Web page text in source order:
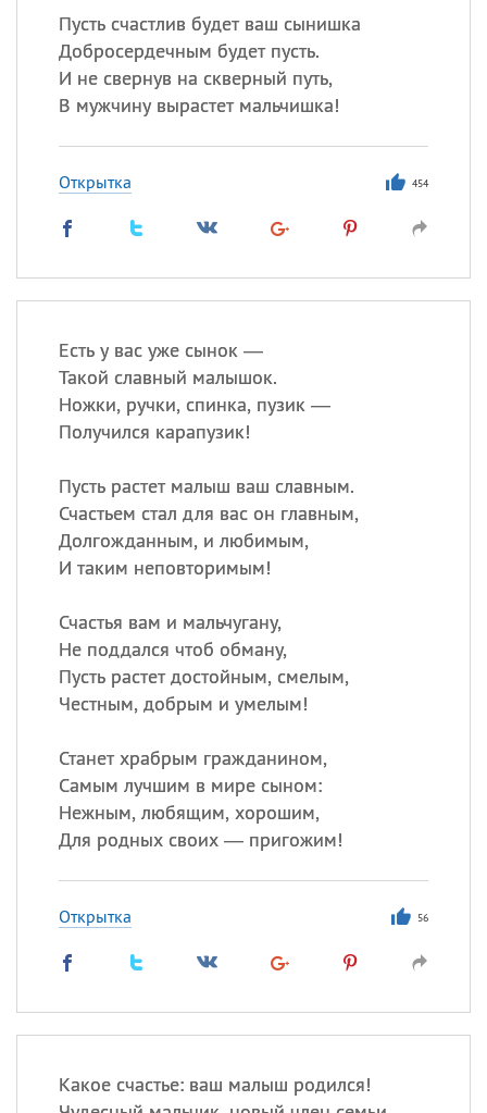
Пусть счастлив будет ваш сынишка
Добросердечным будет пусть.
И не свернув на скверный путь,
В мужчину вырастет мальчишка!
Открытка 454
Есть у вас уже сынок —
Такой славный малышок.
Ножки, ручки, спинка, пузик —
Получился карапузик!
Пусть растет малыш ваш славным.
Счастьем стал для вас он главным,
Долгожданным, и любимым,
И таким неповторимым!
Счастья вам и мальчугану,
Не поддался чтоб обману,
Пусть растет достойным, смелым,
Честным, добрым и умелым!
Станет храбрым гражданином,
Самым лучшим в мире сыном:
Нежным, любящим, хорошим,
Для родных своих — пригожим!
Открытка 56
Какое счастье: ваш малыш родился!